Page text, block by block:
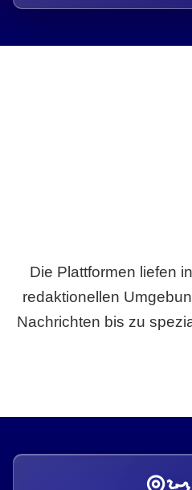
Die Plattformen liefen
redaktionellen
Nachrichten bis zu